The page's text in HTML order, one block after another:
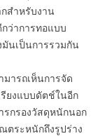
สำหรับงาน
ว่าการทอแบบ
นเป็นการรวมกัน
ารถเห็นการจัด
ยงแบบดัตช์ในอีก
รกรองวัสดุหนักนอก
ตระหนักถึงรูปร่าง